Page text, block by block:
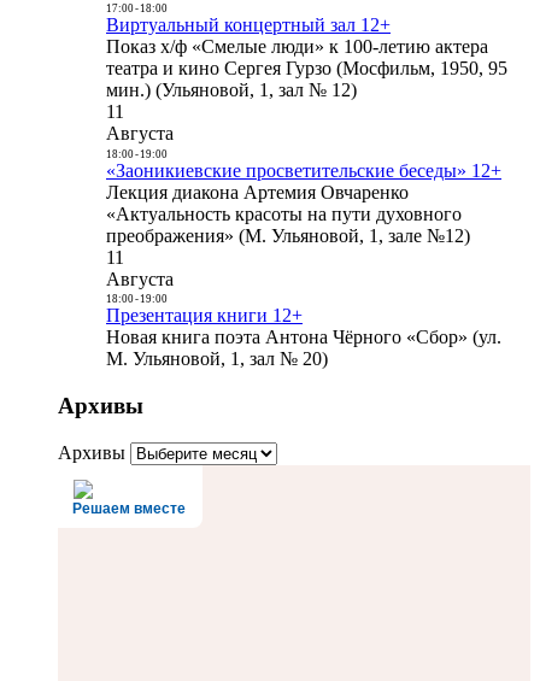
17:00- 18:00
Виртуальный концертный зал 12+
Показ х/ф «Смелые люди» к 100-летию актера
театра и кино Сергея Гурзо (Мосфильм, 1950, 95
мин.) (Ульяновой, 1, зал № 12)
11
Августа
18:00- 19:00
«Заоникиевские просветительские беседы» 12+
Лекция диакона Артемия Овчаренко
«Актуальность красоты на пути духовного
преображения» (М. Ульяновой, 1, зале №12)
11
Августа
18:00- 19:00
Презентация книги 12+
Новая книга поэта Антона Чёрного «Сбор» (ул.
М. Ульяновой, 1, зал № 20)
Архивы
Архивы
Решаем вместе